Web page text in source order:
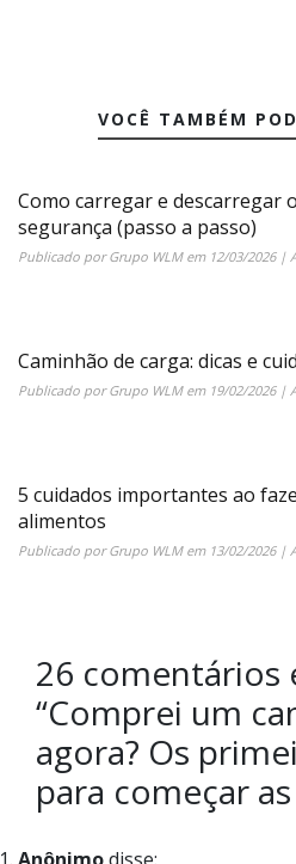
VOCÊ TAMBÉM
Como carregar e descarregar
segurança (passo a passo)
Publicado porGrupo WLMem 12/03/2026|
Caminhão de carga: dicas e
Publicado porGrupo WLMem 19/02/2026|
5 cuidados importantes ao
alimentos
Publicado porGrupo WLMem 13/02/2026|
26 comentários
“Comprei um
agora? Os
para começar